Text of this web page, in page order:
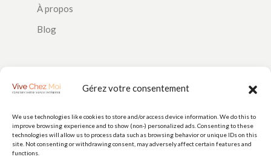
Gérez votre consentement
We use technologies like cookies to store and/or access device information. We do this to
improve browsing experience and to show (non-) personalized ads. Consenting to these
technologies will allow us to process data such as browsing behavior or unique IDs on this
site. Not consenting or withdrawing consent, may adversely affect certain features and
functions.
À propos
Blog
PAIEMENTS